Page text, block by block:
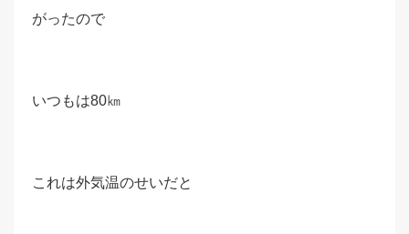
がったので
いつもは80㎞
これは外気温のせいだと